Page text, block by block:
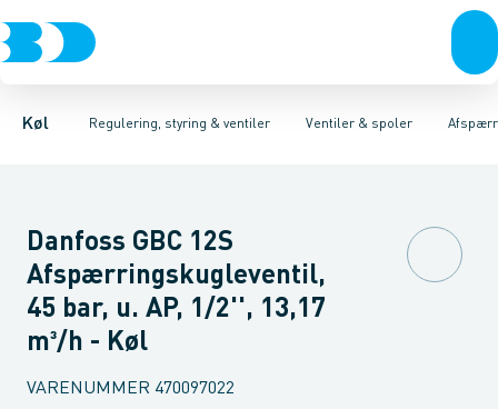
Køl Regulering, styring & ventiler
KompressorerKondenseringsaggregaterFordampere
Ventiler & spoler
Pressostater & termostaterSensorer & transmitterer
Magnetventiler til vandMagnetventiler til kølemiddel
Danfoss GBC 12S
Afspærringskugleventil,
45 bar, u. AP, 1/2'', 13,17
m³/h - Køl
VARENUMMER 470097022